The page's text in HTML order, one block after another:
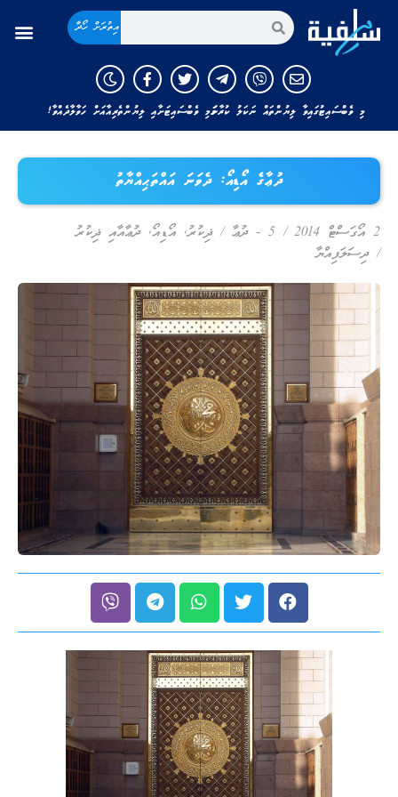
އިތުރަށް ހޯދާ
މި ވެބްސައިޓުގައިވާ ލިޔުންތައް ނަކަލު ކުރާނަމަ މި ވެބްސައިޓަށާއި ލިޔުންތެރިއާއަށް ހަވާލާދެއްވާ!
ދުޢާގެ އޯޑިއޯ: ދެވަނަ އައްތަޙިއްޔާތު
2 އޯގަސްޓް 2014 / 5 - ދުޢާ / ޛިކުރު , އޯޑިއޯ,ދުޢާއާއި ޛިކުރު
/ ދިސަލަފިއްޔާ